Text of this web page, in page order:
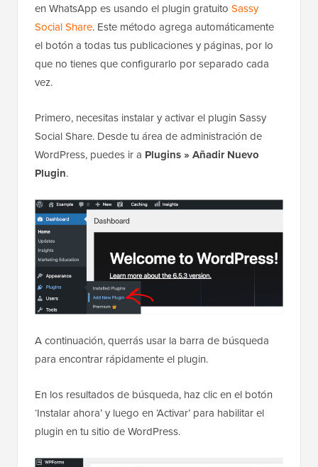
en WhatsApp es usando el plugin gratuito Sassy
Social Share. Este método agrega automáticamente
el botón a todas tus publicaciones y páginas, por lo
que no tienes que configurarlo por separado cada
vez.
Primero, necesitas instalar y activar el plugin Sassy
Social Share. Desde tu área de administración de
WordPress, puedes ir a Plugins»Añadir Nuevo
Plugin.
A continuación, querrás usar la barra de búsqueda
para encontrar rápidamente el plugin.
En los resultados de búsqueda, haz clic en el botón
‘Instalar ahora’ y luego en ‘Activar’ para habilitar el
plugin en tu sitio de WordPress.